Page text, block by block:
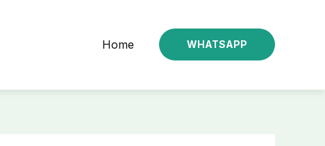
Home WHATSAPP